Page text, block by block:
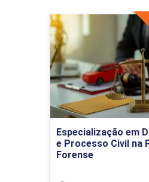
Evolução histórica do
Direito Civil
Lei de Introdução às
Normas do Direito
BrasileiroEspecialização em
e Processo Civil na
Forense
Civil e
Detalhes